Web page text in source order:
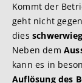
Kommt der
geht nicht
dies
Neben dem
kann es in
Auflösung des